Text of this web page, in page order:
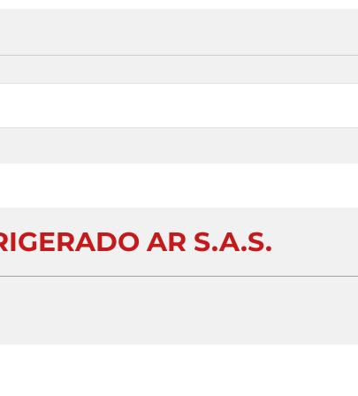
AR S.A.S.